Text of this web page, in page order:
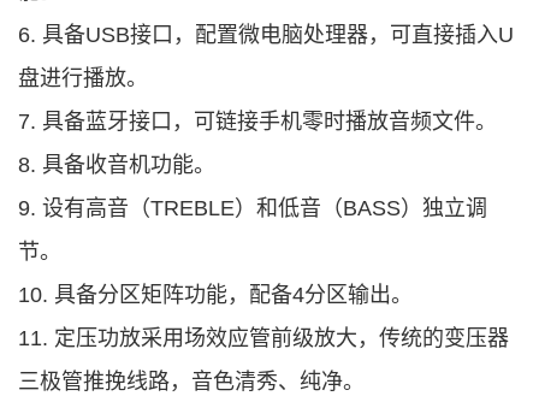
6. 具备USB接口，配置微电脑处理器，可直接插入U
盘进行播放。
7. 具备蓝牙接口，可链接手机零时播放音频文件。
8. 具备收音机功能。
9. 设有高音（TREBLE）和低音（BASS）独立调
节。
10. 具备分区矩阵功能，配备4分区输出。
11. 定压功放采用场效应管前级放大，传统的变压器
三极管推挽线路，音色清秀、纯净。